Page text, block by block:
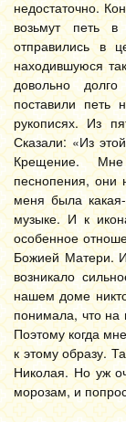
недостаточно.
возьмут петь
отправились в
находившуюся
довольно
поставили петь
рукописях. Из
Сказали: «Из
Крещение.
песнопения, они
меня была
музыке. И к
особенное
Божией Матери.
возникало
нашем доме
понимала, что на
Поэтому когда
к этому образу.
Николая. Но уж
морозам, и